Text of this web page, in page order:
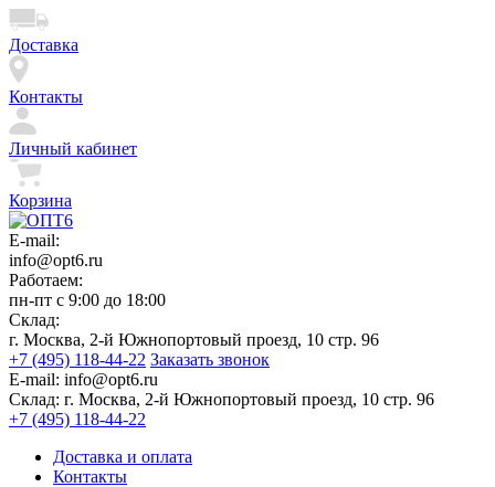
Доставка
Контакты
Личный кабинет
Корзина
E-mail:
info@opt6.ru
Работаем:
пн-пт с 9:00 до 18:00
Склад:
г. Москва, 2-й Южнопортовый проезд, 10 стр. 96
+7 (495) 118-44-22 Заказать звонок
E-mail: info@opt6.ru
Склад: г. Москва, 2-й Южнопортовый проезд, 10 стр. 96
+7 (495) 118-44-22
Доставка и оплата
Контакты